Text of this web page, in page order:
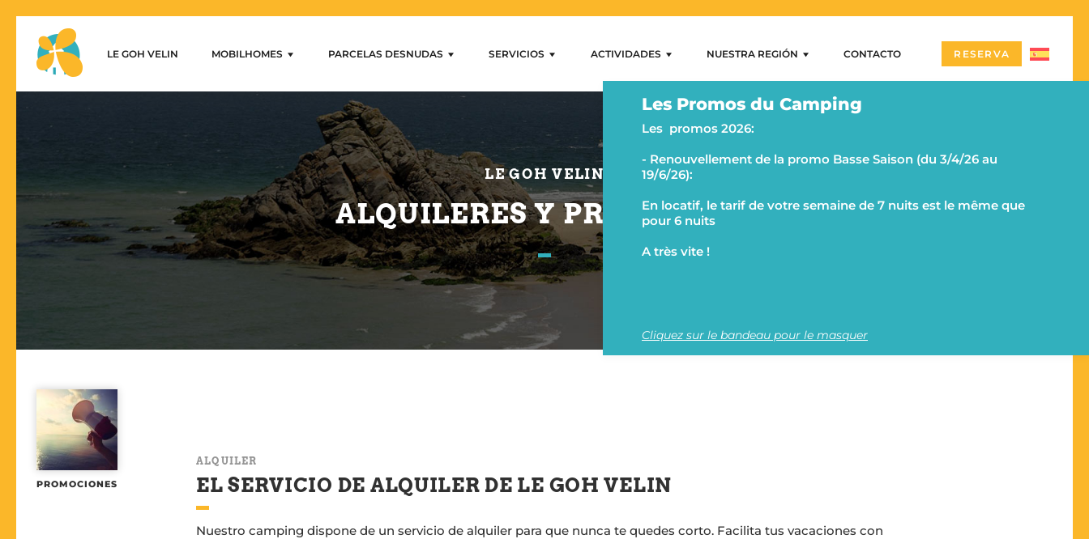
Les Promos du Camping
Les promos 2026:
- Renouvellement de la promo Basse Saison (du 3/4/26 au
19/6/26):
En locatif, le tarif de votre semaine de 7 nuits est le même que
pour 6 nuits
A très vite !
Cliquez sur le bandeau pour le masquer
LE GOH VELIN MOBILHOMES
casa móvil de 1 dormitorio
casas móviles de 2 dormitorios
casas móviles de 3 dormitorios
PARCELAS DESNUDAS SERVICIOS
Alquiler y préstamo
Servicios auxiliares
ACTIVIDADES
Actividades
Nadar y relajarse
Actividades en el camping
Pesca y actividades acuáticas
Senderismo y equitación
NUESTRA REGIÓN
Nuestra región
Arzón – Puerto Navalo
Morbihan y la península de Rhuys en camping
Vannes
CONTACTO RESERVA
LE GOH VELIN
ALQUILERES Y PRÉSTAMOS
ALQUILER
EL SERVICIO DE ALQUILER DE LE GOH VELIN
Nuestro camping dispone de un servicio de alquiler para que nunca te quedes corto. Facilita tus vacaciones con
PROMOCIONES